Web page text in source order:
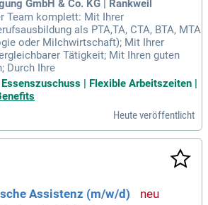
GmbH & Co. KG | Rankweil
Team komplett: Mit Ihrer
als PTA,TA, CTA, BTA, MTA
oder Milchwirtschaft); Mit Ihrer
Tätigkeit; Mit Ihren guten
Durch Ihre
| Flexible Arbeitszeiten |
Heute veröffentlicht
Assistenz (m/w/d)